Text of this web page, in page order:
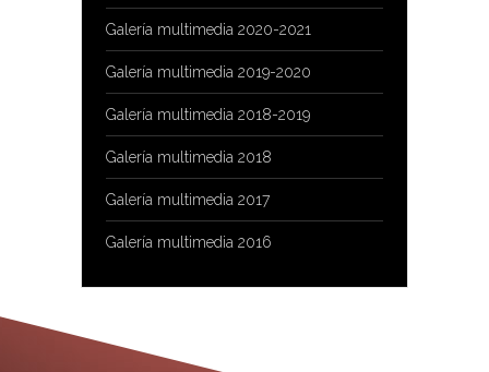
Galería multimedia 2020-2021
Galería multimedia 2019-2020
Galería multimedia 2018-2019
Galería multimedia 2018
Galería multimedia 2017
Galería multimedia 2016